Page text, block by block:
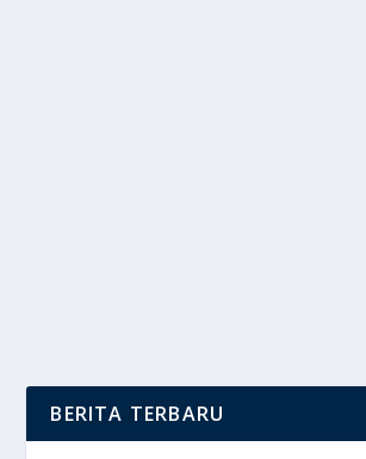
BERITA TERBARU